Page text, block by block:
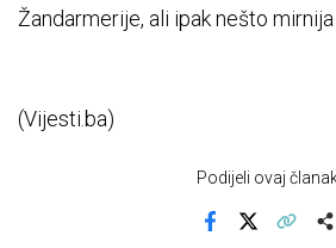
Žandarmerije, ali ipak nešto mirnija
(Vijesti.ba)
Podijeli ovaj
Facebook